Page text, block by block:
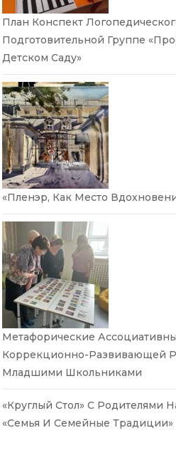
План Конспект
Подготовительной Группе
Детском Саду»
«Пленэр, Как Место
Метафорические
Коррекционно-Развивающей
Младшими Школьниками
«Круглый Стол» С Родителями
«Семья И Семейные Традиции»